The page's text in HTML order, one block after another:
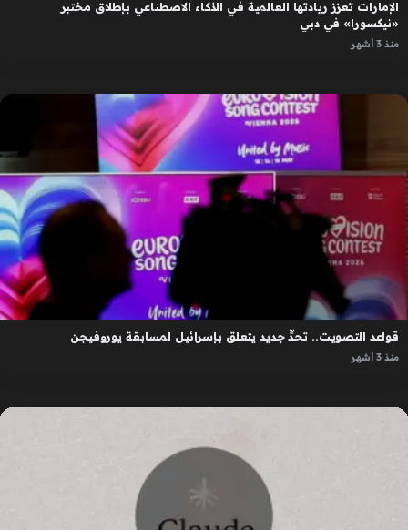
الإمارات تعزز ريادتها العالمية في الذكاء الاصطناعي بإطلاق مختبر
«نيكسورا» في دبي
منذ 3 أشهر
قواعد التصويت.. تحدٍّ جديد يتعلق بإسرائيل لمسابقة يوروفيجن
منذ 3 أشهر